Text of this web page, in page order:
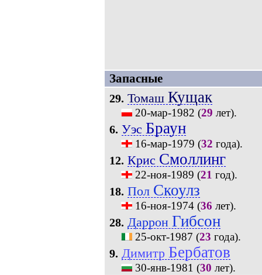
Запасные
29. Томаш Кущак
20-мар-1982 (29 лет).
6. Уэс Браун
16-мар-1979 (32 года).
12. Крис Смоллинг
22-ноя-1989 (21 год).
18. Пол Скоулз
16-ноя-1974(36 лет).
28. Даррон Гибсон
25-окт-1987 (23 года).
9. Димитр Бербатов
30-янв-1981 (30 лет).